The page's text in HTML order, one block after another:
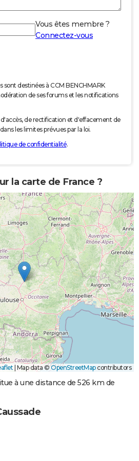
Vous êtes membre ?
Connectez-vous
sont destinées à CCM BENCHMARK
de ses forums et les notifications
de rectification et d'effacement de
les limites prévues par la loi.
de confidentialité.
la carte de France ?
Map data ©OpenStreetMapcontributors
à une distance de 526 km de